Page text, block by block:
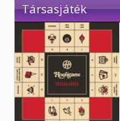
Társasjáték